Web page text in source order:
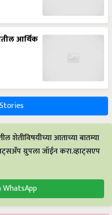
आर्थिक
शेतीविषयीच्या आताच्या बातम्या
ग्रुपला जॉईन करा.व्हाट्सएप
WhatsApp